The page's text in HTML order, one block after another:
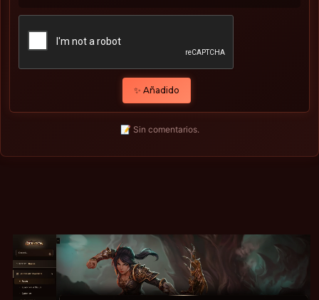
✨ Añadido
📝 Sin comentarios.